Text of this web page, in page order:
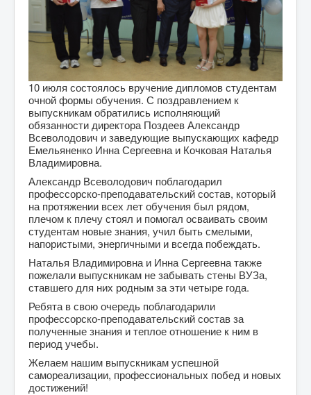
10 июля состоялось вручение дипломов студентам
очной формы обучения. С поздравлением к
выпускникам обратились исполняющий
обязанности директора Поздеев Александр
Всеволодович и заведующие выпускающих кафедр
Емельяненко Инна Сергеевна и Кочковая Наталья
Владимировна.
Александр Всеволодович поблагодарил
профессорско-преподавательский состав, который
на протяжении всех лет обучения был рядом,
плечом к плечу стоял и помогал осваивать своим
студентам новые знания, учил быть смелыми,
напористыми, энергичными и всегда побеждать.
Наталья Владимировна и Инна Сергеевна также
пожелали выпускникам не забывать стены ВУЗа,
ставшего для них родным за эти четыре года.
Ребята в свою очередь поблагодарили
профессорско-преподавательский состав за
полученные знания и теплое отношение к ним в
период учебы.
Желаем нашим выпускникам успешной
самореализации, профессиональных побед и новых
достижений!